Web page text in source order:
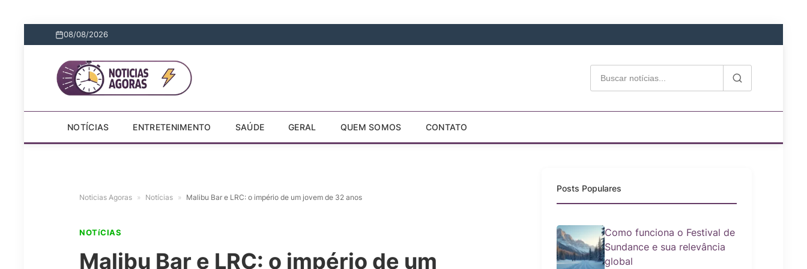
08/08/2026
NOTÍCIAS ENTRETENIMENTO SAÚDE GERAL QUEM SOMOS CONTATO
Noticias Agoras » Notícias » Malibu Bar e LRC: o império de um jovem de 32 anos
NOTíCIAS
Malibu Bar e LRC: o império de um
Posts Populares
Como funciona o Festival de
Sundance e sua relevância
global